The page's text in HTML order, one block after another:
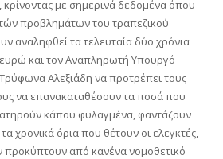
κρίνοντας με σημερινά δεδομένα όπου
προβλημάτων του τραπεζικού
αναληφθεί τα τελευταία δύο χρόνια
ευρώ και τον Αναπληρωτή Υπουργό
Αλεξιάδη να προτρέπει τους
να επανακαταθέσουν τα ποσά που
κάπου φυλαγμένα, φαντάζουν
χρονικά όρια που θέτουν οι ελεγκτές,
προκύπτουν από κανένα νομοθετικό